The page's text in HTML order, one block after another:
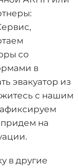
со
в
эвакуатор из
с нашим
придем на
в другие